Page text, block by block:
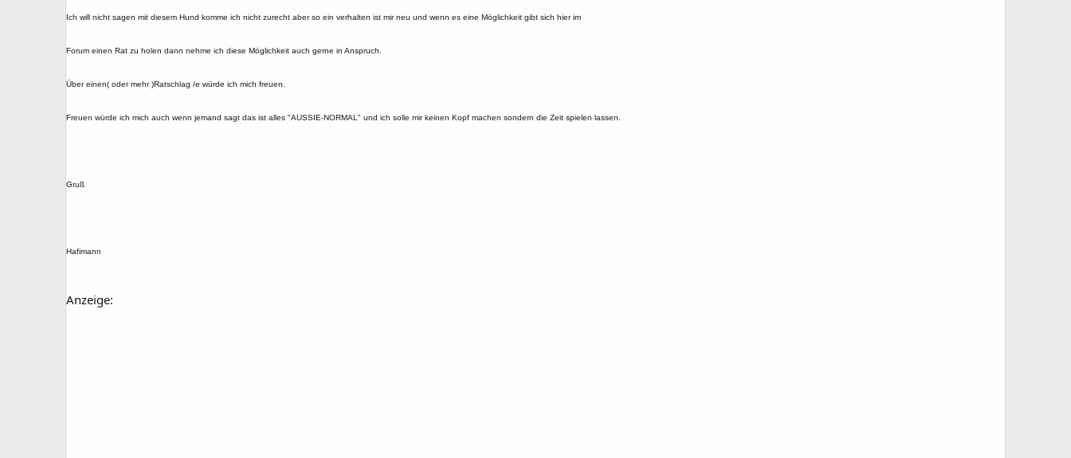
Ich will nicht sagen mit diesem Hund komme ich nicht zurecht aber so ein verhalten ist mir neu und wenn es eine Möglichkeit gibt sich hier im
Forum einen Rat zu holen dann nehme ich diese Möglichkeit auch gerne in Anspruch.
Über einen( oder mehr )Ratschlag /e würde ich mich freuen.
Freuen würde ich mich auch wenn jemand sagt das ist alles "AUSSIE-NORMAL" und ich solle mir keinen Kopf machen sondern die Zeit spielen lassen.
Gruß
Hafimann
Anzeige: